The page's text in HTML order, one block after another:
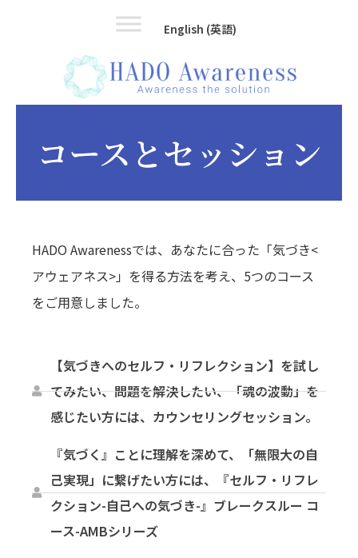
English (英語)
コースとセッション
HADO Awarenessでは、あなたに合った「気づき<
アウェアネス>」を得る方法を考え、5つのコース
をご用意しました。
【気づきへのセルフ・リフレクション】を試し
てみたい、問題を解決したい、「魂の波動」を
感じたい方には、カウンセリングセッション。
『気づく』ことに理解を深めて、「無限大の自
己実現」に繋げたい方には、『セルフ・リフレ
クション-自己への気づき-』ブレークスルー コ
ース-AMBシリーズ